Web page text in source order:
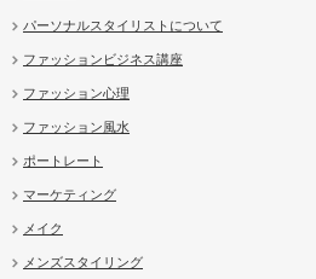
パーソナルスタイリストについて
ファッションビジネス講座
ファッション心理
ファッション風水
ポートレート
マーケティング
メイク
メンズスタイリング